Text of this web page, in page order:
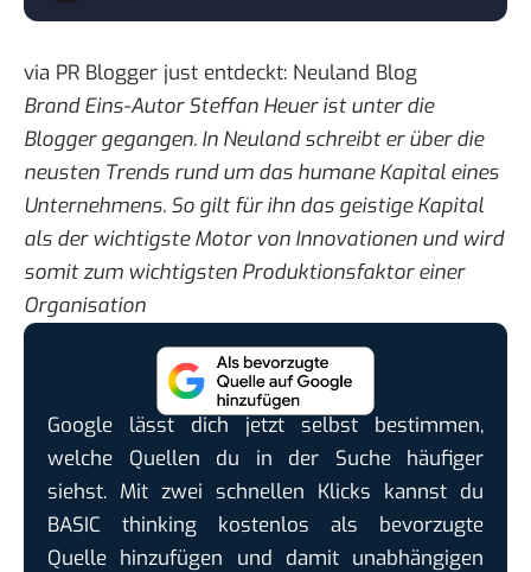
via PR Blogger just entdeckt: Neuland Blog
Brand Eins-Autor Steffan Heuer ist unter die
Blogger gegangen. In Neuland schreibt er über die
neusten Trends rund um das humane Kapital eines
Unternehmens. So gilt für ihn das geistige Kapital
als der wichtigste Motor von Innovationen und wird
somit zum wichtigsten Produktionsfaktor einer
Organisation
Google lässt dich jetzt selbst bestimmen,
welche Quellen du in der Suche häufiger
siehst. Mit zwei schnellen Klicks kannst du
BASIC thinking kostenlos als bevorzugte
Quelle hinzufügen und damit unabhängigen